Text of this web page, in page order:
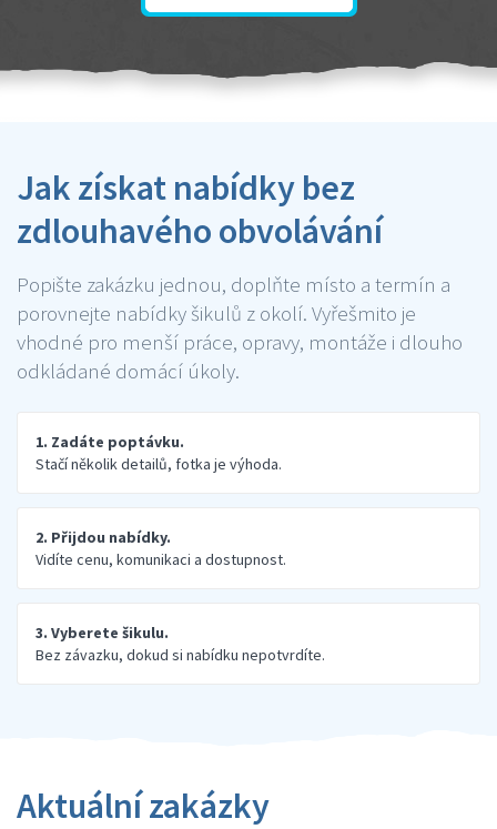
Jak získat nabídky bez
zdlouhavého obvolávání
Popište zakázku jednou, doplňte místo a termín a
porovnejte nabídky šikulů z okolí. Vyřešmito je
vhodné pro menší práce, opravy, montáže i dlouho
odkládané domácí úkoly.
1. Zadáte poptávku.
Stačí několik detailů, fotka je výhoda.
2. Přijdou nabídky.
Vidíte cenu, komunikaci a dostupnost.
3. Vyberete šikulu.
Bez závazku, dokud si nabídku nepotvrdíte.
Aktuální zakázky